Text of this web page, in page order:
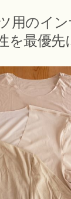
用のイン
を最優先